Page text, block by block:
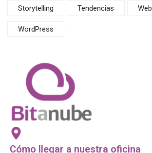
Storytelling Tendencias Web
WordPress
Cómo llegar a nuestra oficina